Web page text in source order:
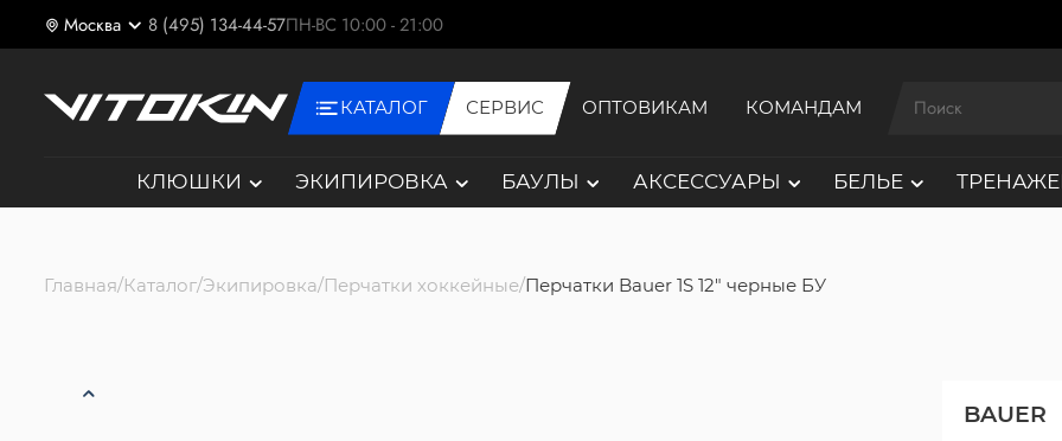
Москва 8 (495) 134-44-57ПН-ВС 10:00 - 21:00
КАТАЛОГ СЕРВИС ОПТОВИКАМ КОМАНДАМ
КЛЮШКИ ЭКИПИРОВКА БАУЛЫ АКСЕССУАРЫ БЕЛЬЕ
Главная Каталог Экипировка Перчатки хоккейные Перчатки Bauer 1S 12" черные БУ
BAUER